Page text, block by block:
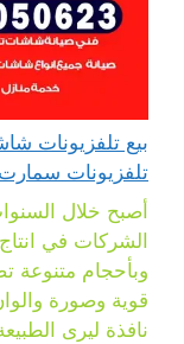
تلفزيونات
أصبح خلال
الشركات في
قوية وصورة
نافذة ليرى